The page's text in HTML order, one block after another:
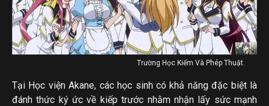
Trường Học Kiếm Và Phép Thuật.
Tại Học viện Akane, các học sinh có khả năng đặc biệt là
đánh thức ký ức về kiếp trước nhằm nhận lấy sức mạnh